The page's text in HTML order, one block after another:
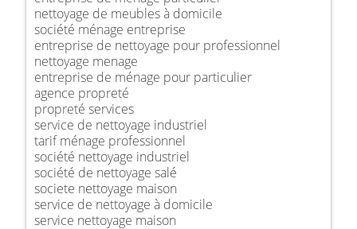
nettoyage de meubles à domicile
société ménage entreprise
entreprise de nettoyage pour professionnel
nettoyage menage
entreprise de ménage pour particulier
agence propreté
propreté services
service de nettoyage industriel
tarif ménage professionnel
société nettoyage industriel
société de nettoyage salé
societe nettoyage maison
service de nettoyage à domicile
service nettoyage maison